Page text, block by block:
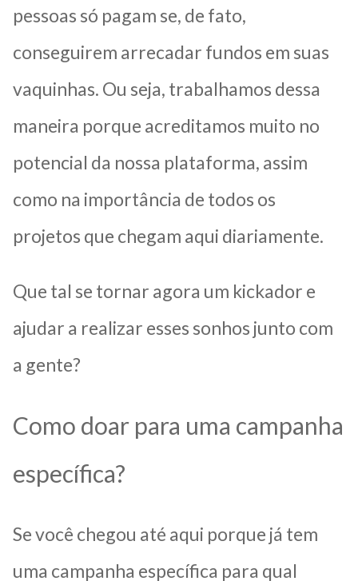
pessoas só pagam se, de fato,
conseguirem arrecadar fundos em suas
vaquinhas. Ou seja, trabalhamos dessa
maneira porque acreditamos muito no
potencial da nossa plataforma, assim
como na importância de todos os
projetos que chegam aqui diariamente.
Que tal se tornar agora um kickador e
ajudar a realizar esses sonhos junto com
a gente?
Como doar para uma campanha
específica?
Se você chegou até aqui porque já tem
uma campanha específica para qual